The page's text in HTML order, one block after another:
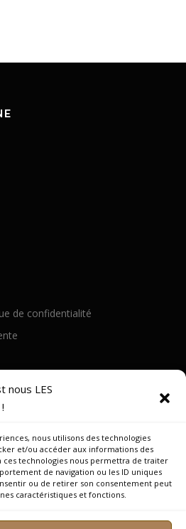
nous LES
nous utilisons des technologies
et/ou accéder aux informations des
ces technologies nous permettra de traiter
de navigation ou les ID uniques
ou de retirer son consentement peut
caractéristiques et fonctions.
de confidentialité